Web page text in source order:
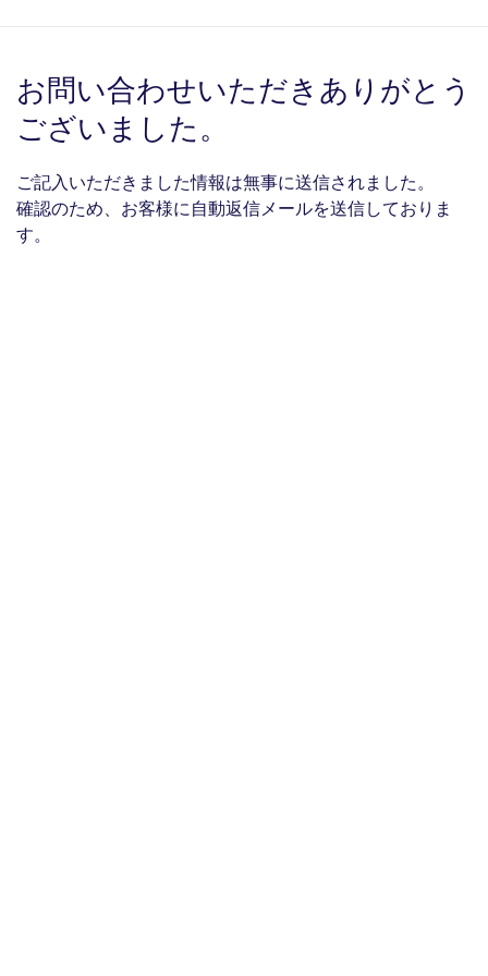
お問い合わせいただきありがとう
ございました。
ご記入いただきました情報は無事に送信されました。
確認のため、お客様に自動返信メールを送信しておりま
す。